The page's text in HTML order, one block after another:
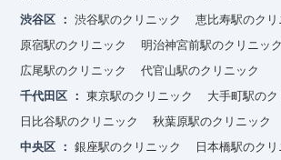
渋谷区
渋谷駅のクリニック
恵比寿駅のクリ
原宿駅のクリニック
明治神宮前駅のクリニック
広尾駅のクリニック
代官山駅のクリニック
千代田区
東京駅のクリニック
大手町駅のク
日比谷駅のクリニック
秋葉原駅のクリニック
中央区
銀座駅のクリニック
日本橋駅のクリ